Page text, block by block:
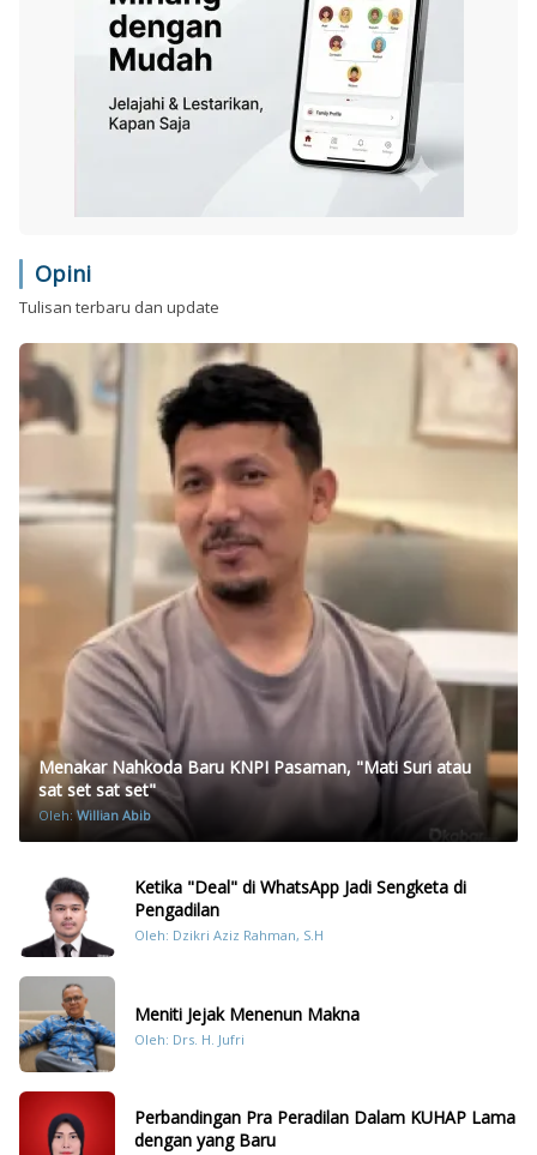
Opini
Tulisan terbaru dan update
Menakar Nahkoda Baru KNPI Pasaman, "Mati Suri atau
sat set sat set"
Oleh:Willian Abib
Ketika "Deal" di WhatsApp Jadi Sengketa di
Pengadilan
Oleh: Dzikri Aziz Rahman, S.H
Meniti Jejak Menenun Makna
Oleh: Drs. H. Jufri
Perbandingan Pra Peradilan Dalam KUHAP Lama
dengan yang Baru